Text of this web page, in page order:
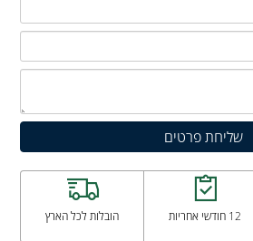
12 חודשי אחריות הובלות לכל הארץ